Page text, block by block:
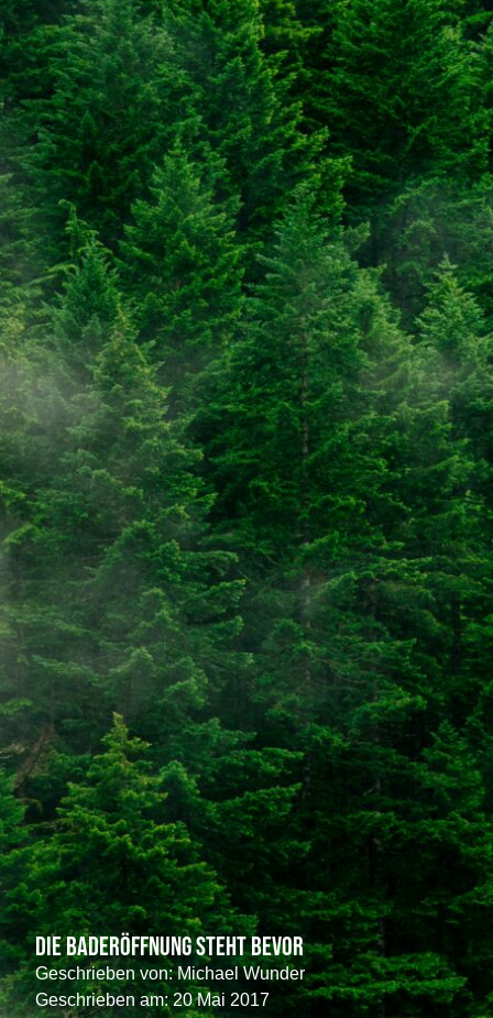
Die Baderöffnung steht bevor
Geschrieben von:Michael Wunder
Geschrieben am: 20 Mai 2017